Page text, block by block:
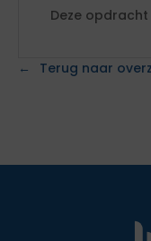
Deze
Terug naar